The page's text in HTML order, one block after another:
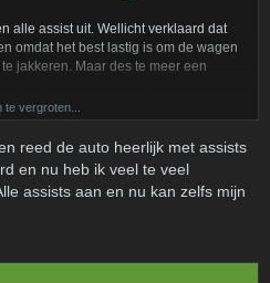
alle assist uit. Wellicht verklaard dat
omdat het best lastig is om de wagen
jakkeren. Maar des te meer een
zijn, ik moet een aantal servers
de kantoor uren de data
te vergroten...
reed de auto heerlijk met assists
en nu heb ik veel te veel
assists aan en nu kan zelfs mijn